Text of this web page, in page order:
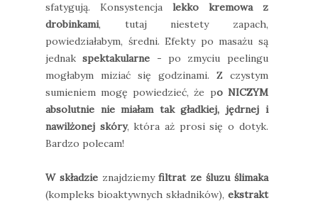
sfatygują. Konsystencja lekko kremowa z
drobinkami, tutaj niestety zapach,
powiedziałabym, średni. Efekty po masażu są
jednakspektakularne - po zmyciu peelingu
mogłabym miziać się godzinami. Z czystym
sumieniem mogę powiedzieć, że po NICZYM
absolutnie nie miałam tak gładkiej, jędrnej i
nawilżonej skóry, która aż prosi się o dotyk.
Bardzo polecam!
W składzieznajdziemyfiltrat ze śluzu ślimaka
(kompleks bioaktywnych składników), ekstrakt